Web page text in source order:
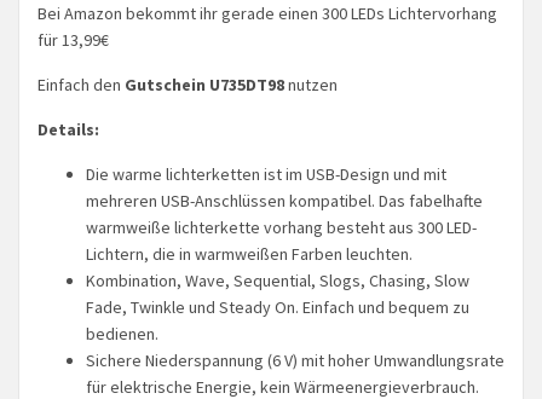
Bei Amazon bekommt ihr gerade einen 300 LEDs Lichtervorhang
für 13,99€
Einfach den Gutschein U735DT98nutzen
Details:
Die warme lichterketten ist im USB-Design und mit
mehreren USB-Anschlüssen kompatibel. Das fabelhafte
warmweiße lichterkette vorhang besteht aus 300 LED-
Lichtern, die in warmweißen Farben leuchten.
Kombination, Wave, Sequential, Slogs, Chasing, Slow
Fade, Twinkle und Steady On. Einfach und bequem zu
bedienen.
Sichere Niederspannung (6 V) mit hoher Umwandlungsrate
für elektrische Energie, kein Wärmeenergieverbrauch.